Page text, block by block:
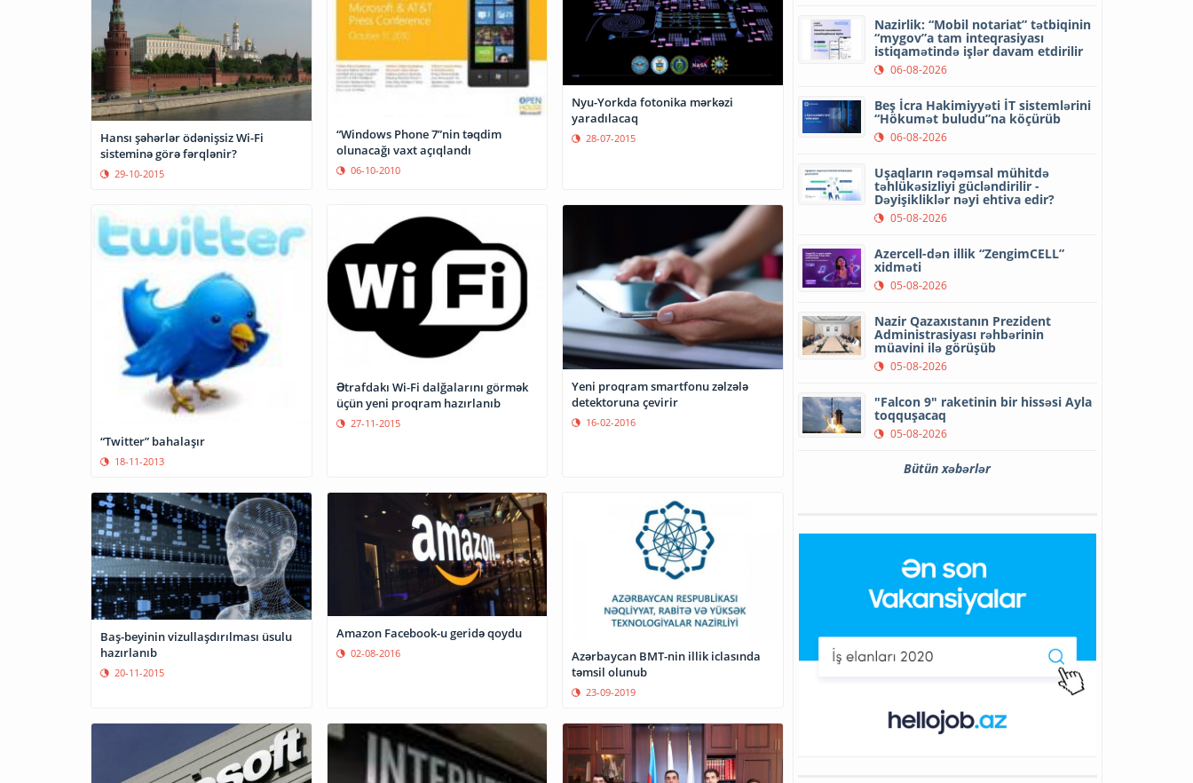
Hansı şəhərlər ödənişsiz Wi-Fi
sisteminə görə fərqlənir?
29-10-2015
“Windows Phone 7”nin təqdim
olunacağı vaxt açıqlandı
06-10-2010
Nyu-Yorkda fotonika mərkəzi
yaradılacaq
28-07-2015
“Twitter” bahalaşır
18-11-2013
Ətrafdakı Wi-Fi dalğalarını görmək
üçün yeni proqram hazırlanıb
27-11-2015
Yeni proqram smartfonu zəlzələ
detektoruna çevirir
16-02-2016
Baş-beyinin vizullaşdırılması üsulu
hazırlanıb
20-11-2015
Amazon Facebook-u geridə qoydu
02-08-2016
Azərbaycan BMT-nin illik iclasında
təmsil olunub
23-09-2019
Nazirlik: “Mobil notariat” tətbiqinin
“mygov”a tam inteqrasiyası
istiqamətində işlər davam etdirilir
06-08-2026
Beş İcra Hakimiyyəti İT sistemlərini
“Hökumət buludu”na köçürüb
06-08-2026
Uşaqların rəqəmsal mühitdə
təhlükəsizliyi gücləndirilir -
Dəyişikliklər nəyi ehtiva edir?
05-08-2026
Azercell-dən illik “ZengimCELL”
xidməti
05-08-2026
Nazir Qazaxıstanın Prezident
Administrasiyası rəhbərinin
müavini ilə görüşüb
05-08-2026
"Falcon 9" raketinin bir hissəsi Ayla
toqquşacaq
05-08-2026
Bütün xəbərlər